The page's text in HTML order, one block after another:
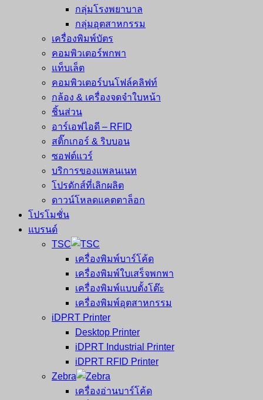
กลุ่มโรงพยาบาล
กลุ่มอุตสาหกรรม
เครื่องพิมพ์บัตร
คอมพิวเตอร์พกพา
แท็บเล็ต
คอมพิวเตอร์บนโฟล์คลิฟท์
กล้อง & เครื่องจดจำใบหน้า
ชิ้นส่วน
อาร์เอฟไอดี – RFID
สติ๊กเกอร์ & ริบบอน
ซอฟต์แวร์
บริการของแพลนเนท
โปรดักส์ที่เลิกผลิต
ดาวน์โหลดแคตตาล็อก
โปรโมชั่น
แบรนด์
TSC
เครื่องพิมพ์บาร์โค้ด
เครื่องพิมพ์ใบเสร็จพกพา
เครื่องพิมพ์แบบตั้งโต๊ะ
เครื่องพิมพ์อุตสาหกรรม
iDPRT Printer
Desktop Printer
iDPRT Industrial Printer
iDPRT RFID Printer
Zebra
เครื่องอ่านบาร์โค้ด